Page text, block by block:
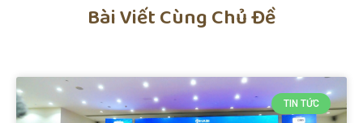
Bài Viết Cùng Chủ Đề
TIN TỨC